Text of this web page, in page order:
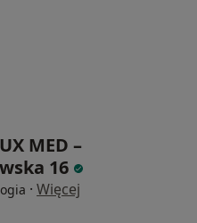
MED –
16
· Więcej